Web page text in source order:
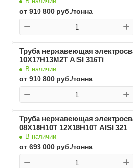
от 910 800 руб./тонна
Труба нержавеющая
10Х17Н13М2Т AISI 316Ti
В наличии
от 910 800 руб./тонна
Труба нержавеющая
08Х18Н10Т 12Х18Н10Т AISI 321
В наличии
от 693 000 руб./тонна